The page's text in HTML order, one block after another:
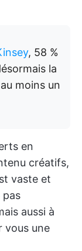
, 58 %
la
moins un
en
créatifs,
vaste et
pas
aussi à
vous une